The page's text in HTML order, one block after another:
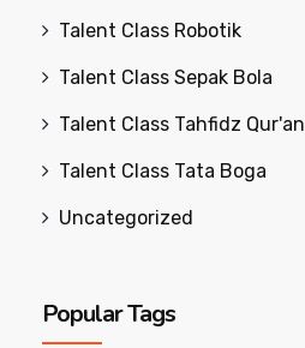
Talent Class Robotik
Talent Class Sepak Bola
Talent Class Tahfidz Qur'an
Talent Class Tata Boga
Uncategorized
Popular Tags